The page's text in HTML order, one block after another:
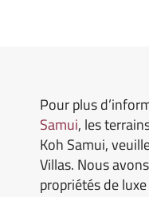
Pour plus
Samui, les
Koh Samui,
Villas. Nous
propriétés de